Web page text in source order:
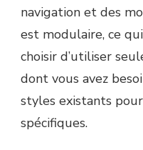
navigation et des
est modulaire, ce
choisir d’utiliser
dont vous avez
styles existants
spécifiques.